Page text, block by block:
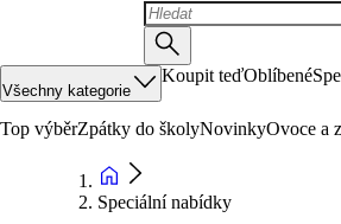
Všechny kategorie
Koupit teďOblíbené
Top výběrZpátky do školyNovinkyOvoce a
Speciální nabídky